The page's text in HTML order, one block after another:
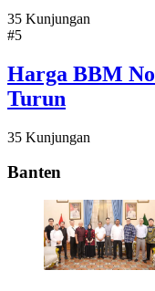
35 Kunjungan
#5
Harga BBM
Turun
35 Kunjungan
Banten